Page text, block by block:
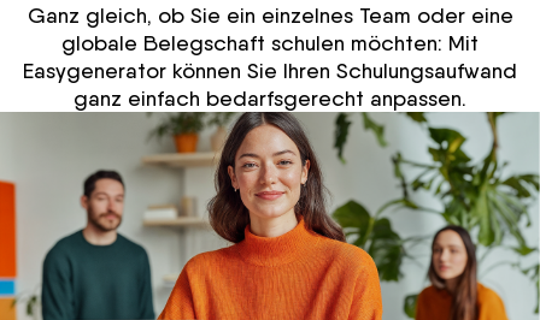
Ganz gleich, ob Sie ein einzelnes Team oder eine
globale Belegschaft schulen möchten: Mit
Easygenerator können Sie Ihren Schulungsaufwand
ganz einfach bedarfsgerecht anpassen.